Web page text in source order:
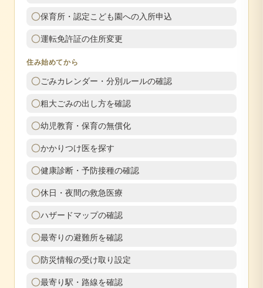
保育所・認定こども園への入所申込
運転免許証の住所変更
住み始めてから
ごみカレンダー・分別ルールの確認
粗大ごみの出し方を確認
幼児教育・保育の無償化
かかりつけ医を探す
健康診断・予防接種の確認
休日・夜間の救急医療
ハザードマップの確認
最寄りの避難所を確認
防災情報の受け取り設定
最寄り駅・路線を確認